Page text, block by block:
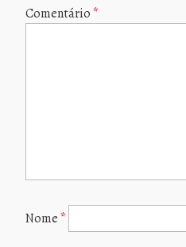
Comentário *
Nome *